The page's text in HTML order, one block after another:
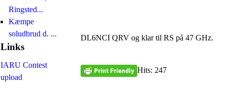
Ringsted...
Kæmpe
soludbrud d. ...
Links
IARU Contest
upload
DL6NCI QRV og klar til RS på 47 GHz.
Hits: 247